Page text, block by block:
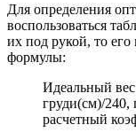
Для определения
воспользоваться
их под рукой, то
формулы:
Идеальный
груди(см)/240,
расчетный